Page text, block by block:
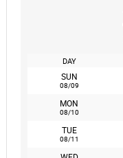
DAY
SUN
08/09
MON
08/10
TUE
08/11